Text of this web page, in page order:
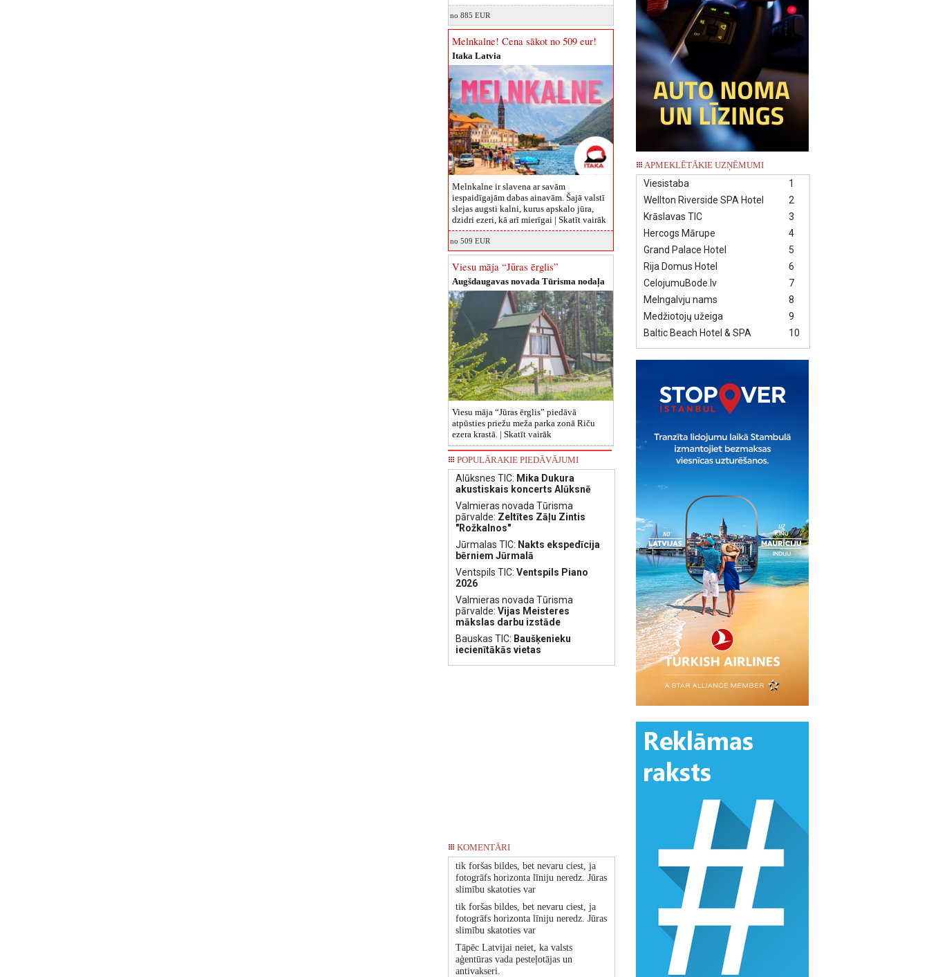
no 885 EUR
Melnkalne! Cena sākot no 509 eur!
Itaka Latvia
Melnkalne ir slavena ar savām
iespaidīgajām dabas ainavām. Šajā valstī
slejas augsti kalni, kurus apskalo jūra,
dzidri ezeri, kā arī mierīgai | Skatīt vairāk
no 509 EUR
Viesu māja “Jūras ērglis”
Augšdaugavas novada Tūrisma nodaļa
Viesu māja “Jūras ērglis” piedāvā
atpūsties priežu meža parka zonā Riču
ezera krastā. | Skatīt vairāk
POPULĀRAKIE PIEDĀVĀJUMI
Alūksnes TIC: Mika Dukura
akustiskais koncerts Alūksnē
Valmieras novada Tūrisma
pārvalde: Zeltītes Zāļu Zintis
"Rožkalnos"
Jūrmalas TIC: Nakts ekspedīcija
bērniem Jūrmalā
Ventspils TIC: Ventspils Piano
2026
Valmieras novada Tūrisma
pārvalde: Vijas Meisteres
mākslas darbu izstāde
Bauskas TIC: Baušķenieku
iecienītākās vietas
KOMENTĀRI
tik foršas bildes, bet nevaru ciest, ja
fotogrāfs horizonta līniju neredz. Jūras
slimību skatoties var
tik foršas bildes, bet nevaru ciest, ja
fotogrāfs horizonta līniju neredz. Jūras
slimību skatoties var
Tāpēc Latvijai neiet, ka valsts
aģentūras vada pesteļotājas un
antivakseri.
APMEKLĒTĀKIE UZŅĒMUMI
1
Viesistaba
2
Wellton Riverside SPA Hotel
3
Krāslavas TIC
4
Hercogs Mārupe
5
Grand Palace Hotel
6
Rija Domus Hotel
7
CelojumuBode.lv
8
Melngalvju nams
9
Medžiotojų užeiga
10
Baltic Beach Hotel & SPA